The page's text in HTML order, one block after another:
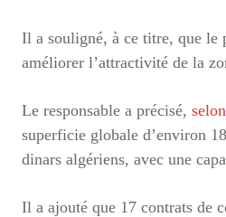
Il a souligné, à ce titre, que le
améliorer l’attractivité de la
Le responsable a précisé,
superficie globale d’environ
dinars algériens, avec une
Il a ajouté que 17 contrats de